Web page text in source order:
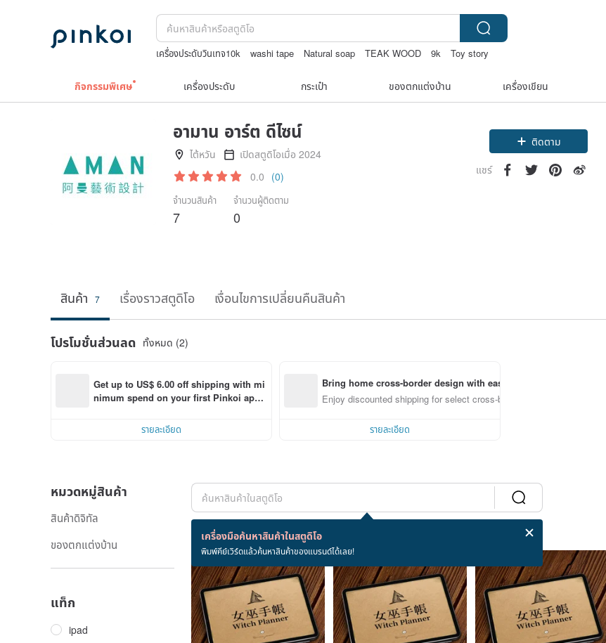
เครื่องประดับวินเทจ10k washi tape Natural soap TEAK WOOD 9k
Toy story
กิจกรรมพิเศษ เครื่องประดับ กระเป๋า ของตกแต่งบ้าน เครื่องเขียน
อามาน อาร์ต ดีไซน์
ไต้หวัน
เปิดสตูดิโอเมื่อ 2024
0.0 (0)
จำนวนสินค้า
7
จำนวนผู้ติดตาม
0
ติดตาม
แชร์
สินค้า 7 เรื่องราวสตูดิโอ เงื่อนไขการเปลี่ยนคืนสินค้า
โปรโมชั่นส่วนลด ทั้งหมด (2)
Get up to US$ 6.00 off shipping with mi
nimum spend on your first Pinkoi app
รายละเอียด
Bring home cross-border design with ease
Enjoy discounted shipping for select cross-border items
รายละเอียด
หมวดหมู่สินค้า
สินค้าดิจิทัล
ของตกแต่งบ้าน
แท็ก
ipad
เครื่องมือค้นหาสินค้าในสตูดิโอ
พิมพ์คีย์เวิร์ดแล้วค้นหาสินค้าของแบรนด์ได้เลย!
สินค้า 7 ชิ้น